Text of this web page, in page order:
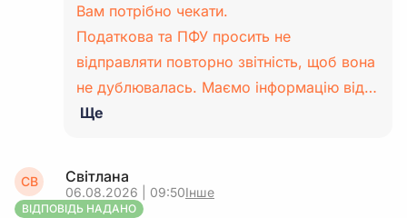
Вам потрібно чекати.
Податкова та ПФУ просить не
відправляти повторно звітність, щоб вона
не дублювалась. Маємо інформацію від…
Ще
СВ Світлана
06.08.2026 | 09:50Інше
ВІДПОВІДЬ НАДАНО